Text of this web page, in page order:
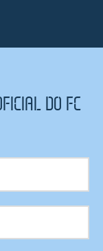
DO FC